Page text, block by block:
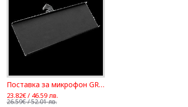
Поставка за микрофон GRAVITY MA TRAY 2
23.82€ / 46.59 лв.
26.59€ / 52.01 лв.